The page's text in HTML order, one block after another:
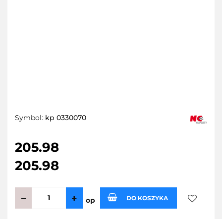
Symbol: kp 0330070
205.98
205.98
op DO KOSZYKA